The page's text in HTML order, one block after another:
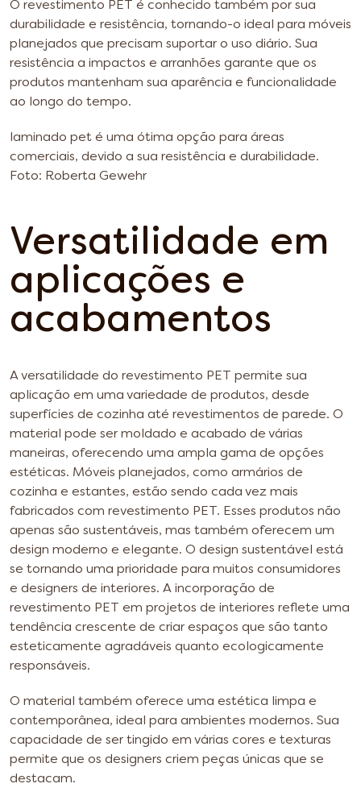
O revestimento PET é conhecido também por sua
durabilidade e resistência, tornando-o ideal para móveis
planejados que precisam suportar o uso diário. Sua
resistência a impactos e arranhões garante que os
produtos mantenham sua aparência e funcionalidade
ao longo do tempo.
laminado pet é uma ótima opção para áreas
comerciais, devido a sua resistência e durabilidade.
Foto: Roberta Gewehr
Versatilidade em
aplicações e
acabamentos
A versatilidade do revestimento PET permite sua
aplicação em uma variedade de produtos, desde
superfícies de cozinha até revestimentos de parede. O
material pode ser moldado e acabado de várias
maneiras, oferecendo uma ampla gama de opções
estéticas. Móveis planejados, como armários de
cozinha e estantes, estão sendo cada vez mais
fabricados com revestimento PET. Esses produtos não
apenas são sustentáveis, mas também oferecem um
design moderno e elegante. O design sustentável está
se tornando uma prioridade para muitos consumidores
e designers de interiores. A incorporação de
revestimento PET em projetos de interiores reflete uma
tendência crescente de criar espaços que são tanto
esteticamente agradáveis quanto ecologicamente
responsáveis.
O material também oferece uma estética limpa e
contemporânea, ideal para ambientes modernos. Sua
capacidade de ser tingido em várias cores e texturas
permite que os designers criem peças únicas que se
destacam.